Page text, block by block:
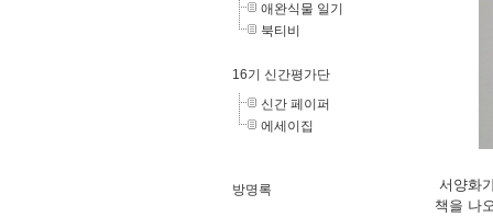
애완식물 일기
북티비
16기 신간평가단
신간 페이퍼
에세이집
방명록
서양화
책을 나